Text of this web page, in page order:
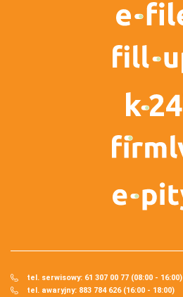
tel. serwisowy: 61 307 00 77 (08:00 - 16:00)
tel. awaryjny: 883 784 626 (16:00 - 18:00)